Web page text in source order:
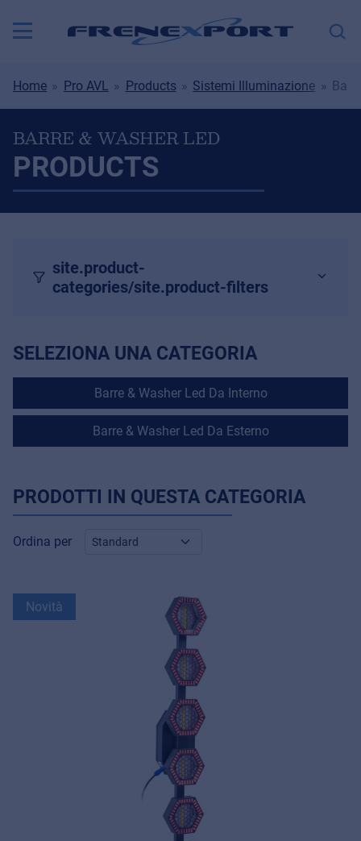
Home Pro AVL Products Sistemi Illuminazione
BARRE & WASHER LED
PRODUCTS
site.product-
categories/site.product-filters
SELEZIONA UNA CATEGORIA
Barre & Washer Led Da Interno
Barre & Washer Led Da Esterno
PRODOTTI IN QUESTA CATEGORIA
Ordina per
Novità